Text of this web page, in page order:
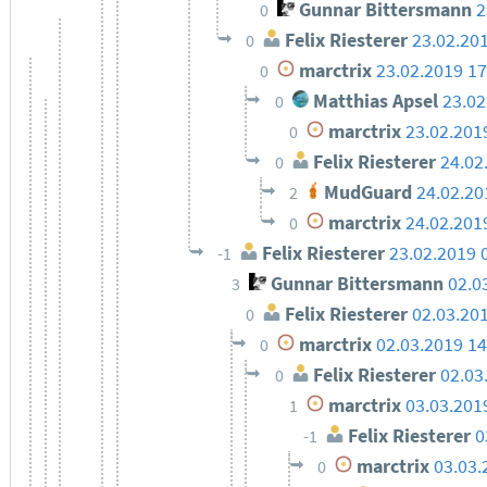
0 Gunnar Bittersmann
0 Felix Riesterer
0 marctrix23.02.2019
0 Matthias Apsel
0 marctrix
0 Felix Riesterer
2 MudGuard
0 marctrix
-1 Felix Riesterer 23.02.2019
3 Gunnar Bittersmann
0 Felix Riesterer
0 marctrix02.03.2019
0 Felix Riesterer
1 marctrix
-1 Felix Riesterer
0 marctrix